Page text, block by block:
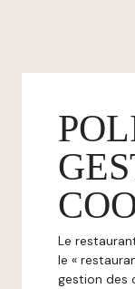
Le
le «
gestion des